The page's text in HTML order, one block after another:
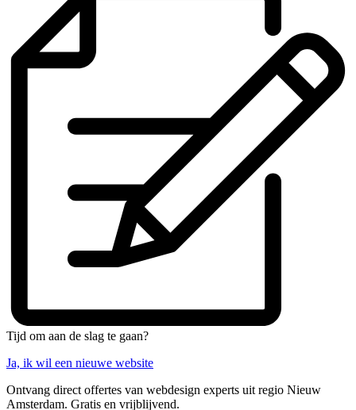
Tijd om aan de slag te gaan?
Ja, ik wil een nieuwe website
Ontvang direct offertes van webdesign experts uit regio Nieuw
Amsterdam. Gratis en vrijblijvend.